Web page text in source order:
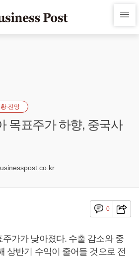
·전망
목표주가 하향, 중국사
0
가가 낮아졌다. 수출 감소와 중
상반기 수익이 줄어들 것으로 전